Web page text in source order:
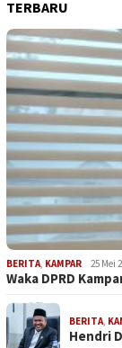
TERBARU
BERITA KAMPAR 25 Mei
Waka DPRD
BERITA
Hendri